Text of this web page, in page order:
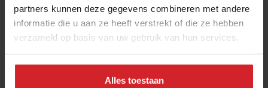
partners kunnen deze gegevens combineren met andere
informatie die u aan ze heeft verstrekt of die ze hebben
verzameld op basis van uw gebruik van hun services.
Alles toestaan
Executive chef van Wils* en RIJKS*: “Niet het tij keren, maar de
19 februari 2024| 4 min
Gastronomie Chefs